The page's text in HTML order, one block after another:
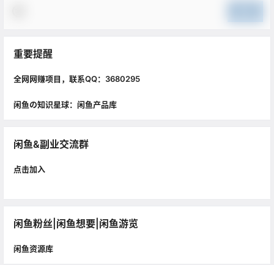
重要提醒
全网网赚项目，联系QQ：3680295
闲鱼の知识星球：闲鱼产品库
闲鱼&副业交流群
点击加入
闲鱼粉丝|闲鱼想要|闲鱼游览
闲鱼资源库